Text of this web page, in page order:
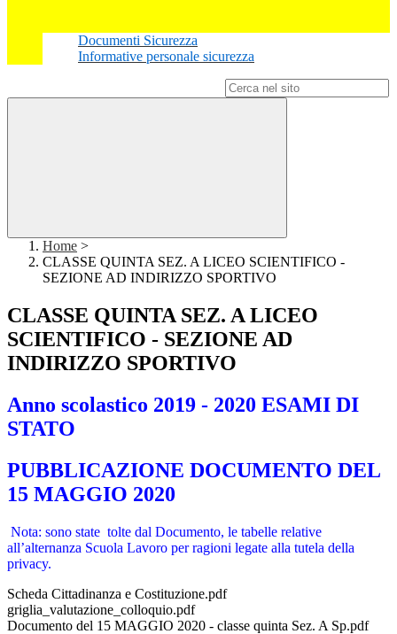
Documenti Sicurezza
Informative personale sicurezza
Home >
CLASSE QUINTA SEZ. A LICEO SCIENTIFICO -
SEZIONE AD INDIRIZZO SPORTIVO
CLASSE QUINTA SEZ. A LICEO
SCIENTIFICO - SEZIONE AD
INDIRIZZO SPORTIVO
Anno scolastico 2019 - 2020 ESAMI DI
STATO
PUBBLICAZIONE DOCUMENTO DEL
15 MAGGIO 2020
Nota: sono state tolte dal Documento, le tabelle relative
all’alternanza Scuola Lavoro per ragioni legate alla tutela della
privacy.
Scheda Cittadinanza e Costituzione.pdf
griglia_valutazione_colloquio.pdf
Documento del 15 MAGGIO 2020 - classe quinta Sez. A Sp.pdf